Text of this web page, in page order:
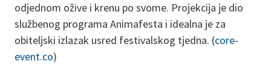
odjednom ožive i krenu po svome. Projekcija je dio
službenog programa Animafesta i idealna je za
obiteljski izlazak usred festivalskog tjedna. (core-
event.co)